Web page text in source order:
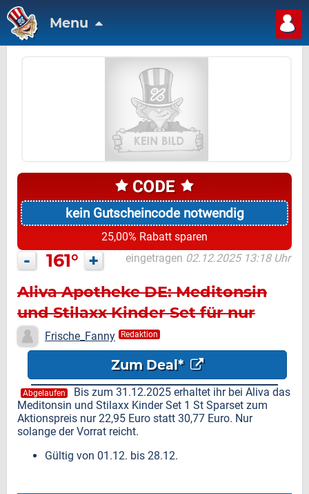
Menu
kein Gutscheincode notwendig
25,00% Rabatt sparen
- 161° + eingetragen 02.12.2025 13:18 Uhr
Aliva Apotheke DE: Meditonsin
und Stilaxx Kinder Set für nur
22,95 Euro
Frische_Fanny Redaktion
Zum Deal*
Abgelaufen
Bis zum 31.12.2025 erhaltet ihr bei Aliva das
Meditonsin und Stilaxx Kinder Set 1 St Sparset zum
Aktionspreis nur 22,95 Euro statt 30,77 Euro. Nur
solange der Vorrat reicht.
Gültig von 01.12. bis 28.12.